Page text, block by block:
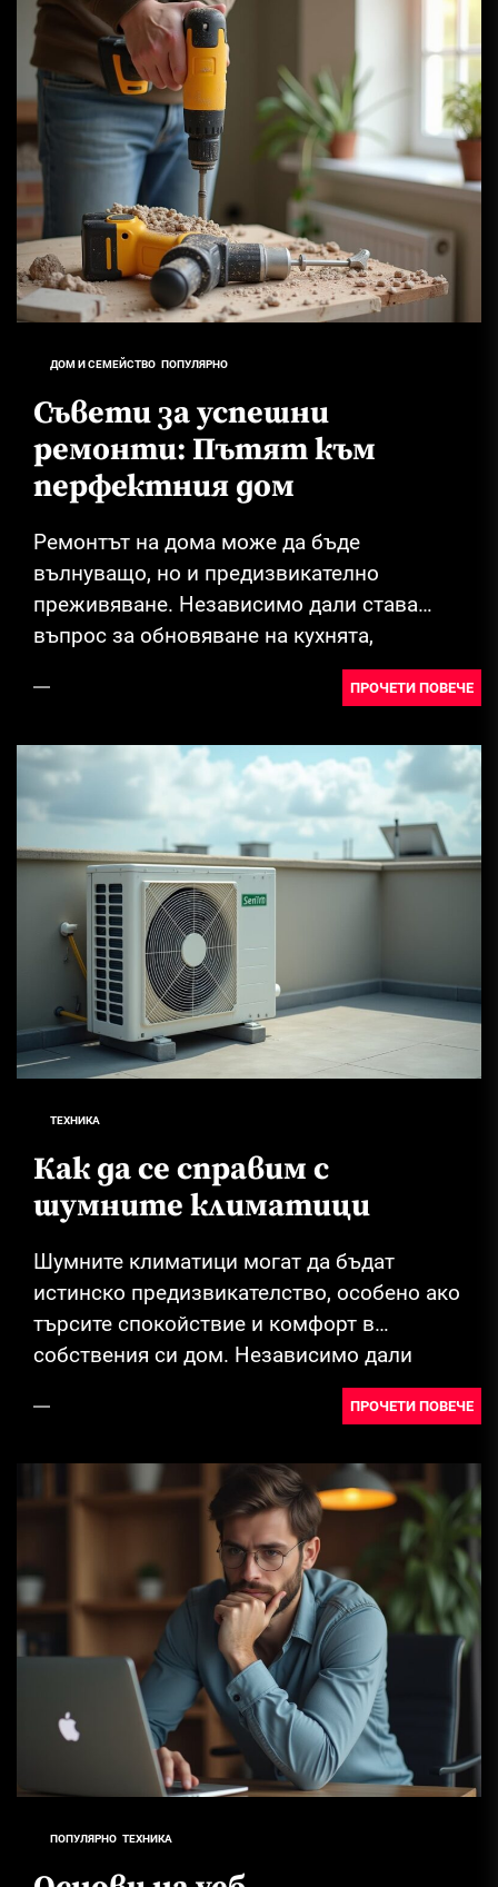
ДОМ И СЕМЕЙСТВО ПОПУЛЯРНО
Съвети за успешни
ремонти: Пътят към
перфектния дом
Ремонтът на дома може да бъде
вълнуващо, но и предизвикателно
преживяване. Независимо дали става
въпрос за обновяване на кухнята,
преобразяване на хола или просто
ПРОЧЕТИ ПОВЕЧЕ
ТЕХНИКА
Как да се справим с
шумните климатици
Шумните климатици могат да бъдат
истинско предизвикателство, особено ако
търсите спокойствие и комфорт в
собствения си дом. Независимо дали
става въпрос за стар модел или...
ПРОЧЕТИ ПОВЕЧЕ
ПОПУЛЯРНО ТЕХНИКА